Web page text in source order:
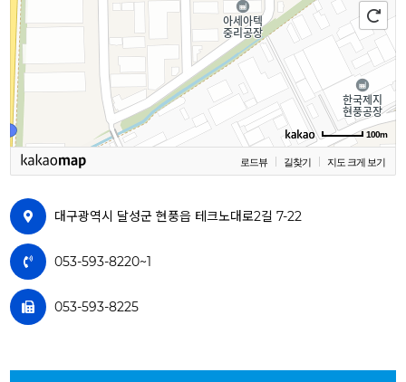
100m
로드뷰 길찾기 지도 크게 보기
대구광역시 달성군 현풍읍 테크노대로2길 7-22
053-593-8220~1
053-593-8225